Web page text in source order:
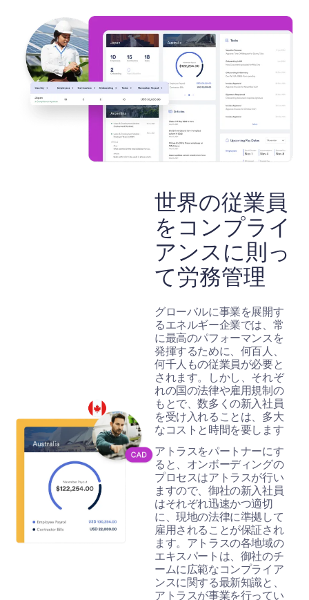
世界の従業員
をコンプライ
アンスに則っ
て労務管理
グローバルに事業を展開す
るエネルギー企業では、常
に最高のパフォーマンスを
発揮するために、何百人、
何千人もの従業員が必要と
されます。しかし、それぞ
れの国の法律や雇用規制の
もとで、数多くの新入社員
を受け入れることは、多大
なコストと時間を要します
アトラスをパートナーにす
ると、オンボーディングの
プロセスはアトラスが行い
ますので、御社の新入社員
はそれぞれ迅速かつ適切
に、現地の法律に準拠して
雇用されることが保証され
ます。アトラスの各地域の
エキスパートは、御社のチ
ームに広範なコンプライア
ンスに関する最新知識と、
アトラスが事業を行ってい